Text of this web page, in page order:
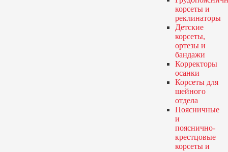
корсеты и
реклинаторы
Детские
корсеты,
ортезы и
бандажи
Корректоры
осанки
Корсеты для
шейного
отдела
Поясничные
и
пояснично-
крестцовые
корсеты и